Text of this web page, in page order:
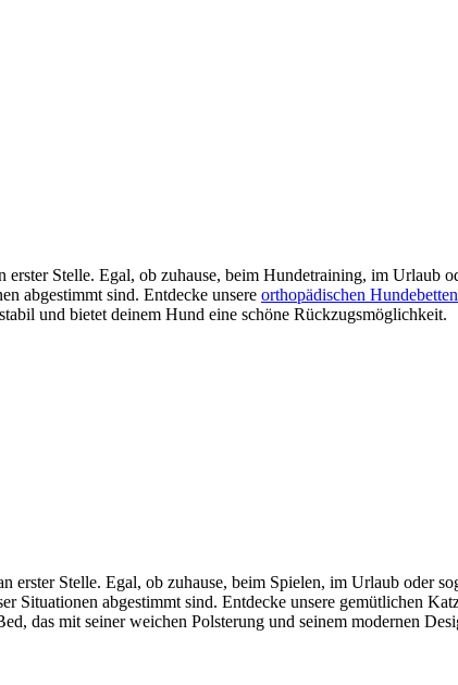
erster Stelle. Egal, ob zuhause, beim Hundetraining, im
abgestimmt sind. Entdecke unsere orthopädischen Hundebetten
und bietet deinem Hund eine schöne Rückzugsmöglichkeit.
erster Stelle. Egal, ob zuhause, beim Spielen, im Urlaub oder
Situationen abgestimmt sind. Entdecke unsere gemütlichen
das mit seiner weichen Polsterung und seinem modernen